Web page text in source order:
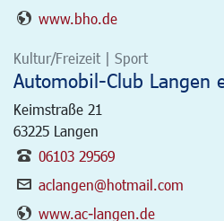
www.bho.de
Kultur/Freizeit | Sport
Automobil-Club Langen
Keimstraße 21
63225 Langen
06103 29569
aclangen@hotmail.com
www.ac-langen.de